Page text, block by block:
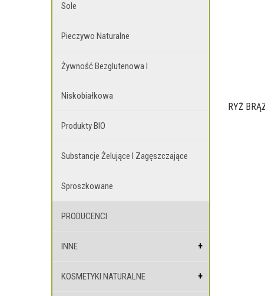
Sole
Pieczywo Naturalne
Żywność Bezglutenowa I
Niskobiałkowa
Produkty BIO
Substancje Żelujące I Zagęszczające
Sproszkowane
PRODUCENCI
INNE
KOSMETYKI NATURALNE
RYŻ